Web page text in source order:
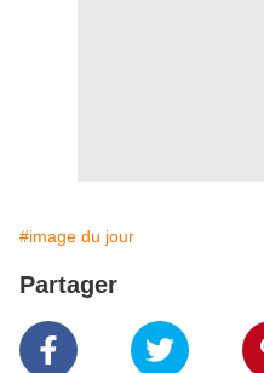
#image du jour
Partager